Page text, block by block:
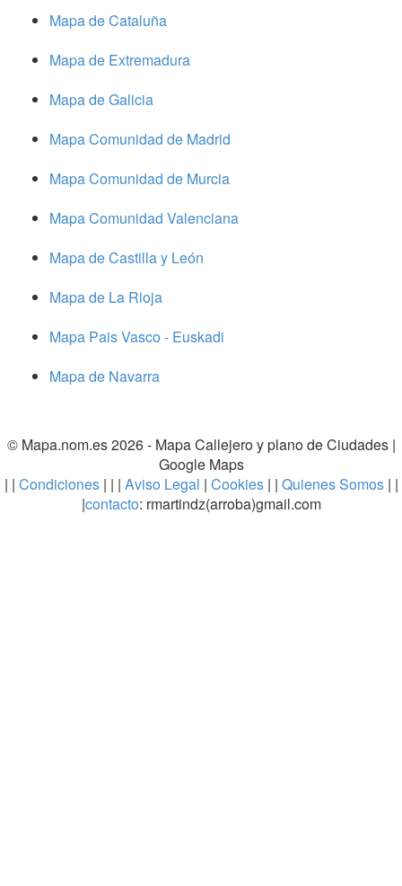
Mapa de Cataluña
Mapa de Extremadura
Mapa de Galicia
Mapa Comunidad de Madrid
Mapa Comunidad de Murcia
Mapa Comunidad Valenciana
Mapa de Castilla y León
Mapa de La Rioja
Mapa Pais Vasco - Euskadi
Mapa de Navarra
© Mapa.nom.es 2026 - Mapa Callejero y plano de Ciudades|
Google Maps
| | Condiciones| | | Aviso Legal | Cookies | | Quienes Somos | |
|contacto: rmartindz(arroba)gmail.com